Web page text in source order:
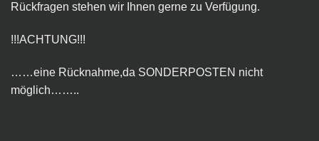
Rückfragen stehen wir Ihnen gerne zu Verfügung.
!!!ACHTUNG!!!
……eine Rücknahme,da SONDERPOSTEN nicht
möglich……..